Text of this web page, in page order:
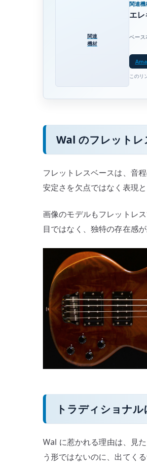
関連
機材
関連機
エ
ベース
このリ
Wal のフレットレ
フレットレスベースは、音
安定さを欠点ではなく表現
画像のモデルもフレットレ
目ではなく、独特の存在感が
トラディショナ
Wal に惹かれる理由は、見
う形ではないのに、出てく